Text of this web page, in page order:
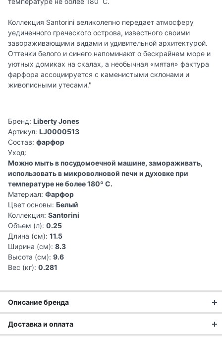
Коллекция Santorini великолепно передает атмосферу
уединенного греческого острова, известного своими
завораживающими видами и удивительной архитектурой.
Оттенки белого и синего напоминают о бескрайнем море и
уютных домиках на скалах, а необычная «мятая» фактура
фарфора ассоциируется с каменистыми склонами и
живописными утесами."
Бренд: Liberty Jones
Артикул: LJ0000513
Состав: фарфор
Уход:
Можно мыть в посудомоечной машине, замораживать,
использовать в микроволновой печи и духовке при
температуре не более 180º C.
Материал: Фарфор
Цвет основы: Белый
Коллекция: Santorini
Объем (л): 0.25
Длина (см): 11.5
Ширина (см): 8.3
Высота (см): 9.6
Вес (кг): 0.281
Описание бренда
Английский стиль в каждой
Доставка и оплата